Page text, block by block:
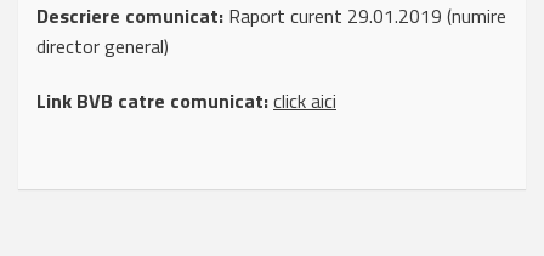
Descriere comunicat: Raport curent 29.01.2019 (numire
director general)
Link BVB catre comunicat:click aici